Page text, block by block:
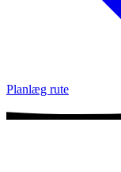
Planlæg rute